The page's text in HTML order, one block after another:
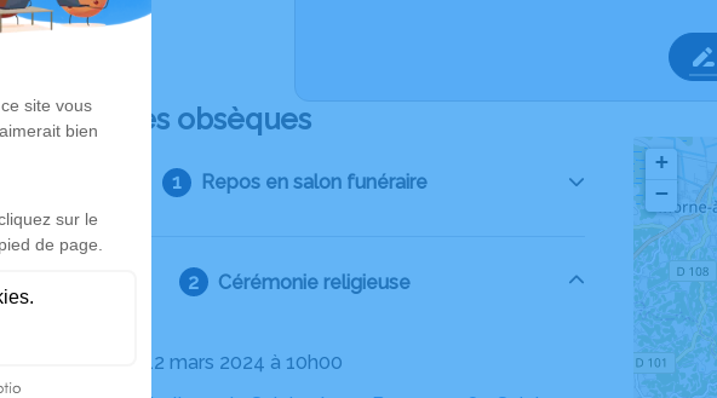
Déroulé des obsèques
Repos en salon funéraire
Cérémonie religieuse
Le mardi 12 mars 2024 à 10h00
+
−